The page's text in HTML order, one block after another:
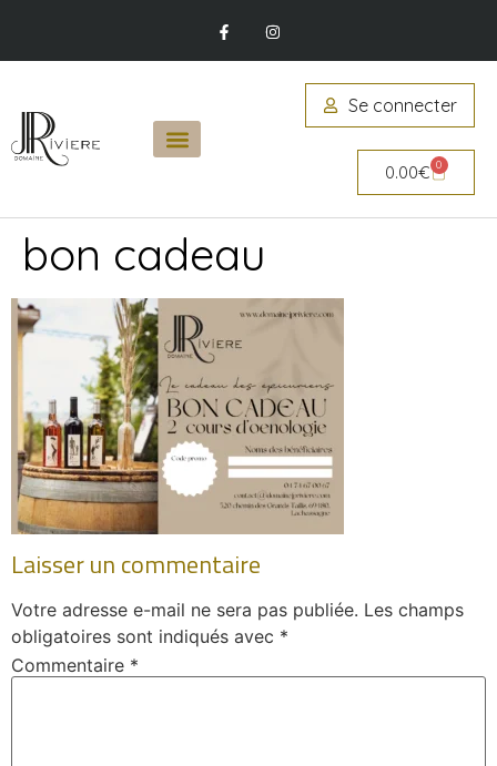
Se connecter
0.00€ 0
bon cadeau
Laisser un commentaire
Votre adresse e-mail ne sera pas publiée. Les champs
obligatoires sont indiqués avec *
Commentaire *